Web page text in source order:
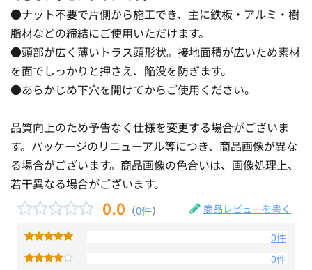
●ナット不要で片側から施工でき、主に鉄板・アルミ・樹
脂材などの締結にご使用いただけます。
●頭部が広く薄いトラス頭形状。接地面積が広いため素材
を面でしっかりと押さえ、陥没を防ぎます。
●あらかじめ下穴を開けてからご使用ください。
品質向上のため予告なく仕様を変更する場合がございま
す。パッケージのリニューアル等につき、商品画像が異な
る場合がございます。商品画像の色合いは、画像処理上、
若干異なる場合がございます。
0.0 （0件） 商品レビューを書く
0件
0件